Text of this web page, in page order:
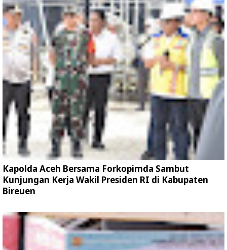
Kapolda Aceh Bersama Forkopimda Sambut
Kunjungan Kerja Wakil Presiden RI di Kabupaten
Bireuen